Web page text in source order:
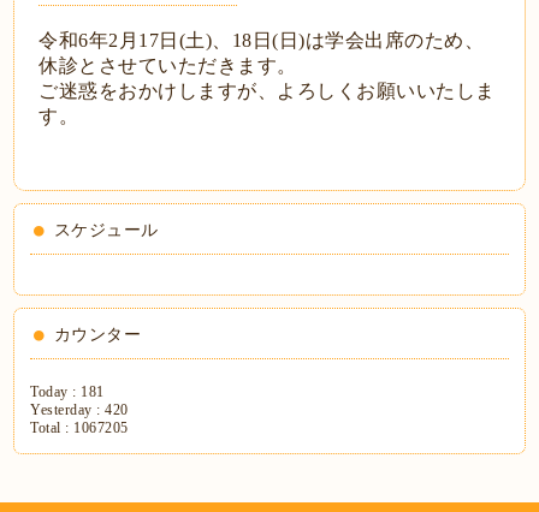
令和6年2月17日(土)、18日(日)は学会出席のため、
休診とさせていただきます。
ご迷惑をおかけしますが、よろしくお願いいたしま
す。
スケジュール
カウンター
Today : 181
Yesterday :420
Total : 1067205